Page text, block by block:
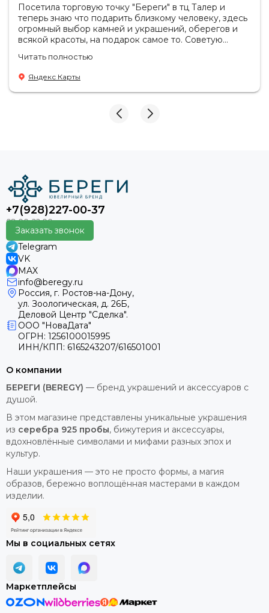
Посетила торговую точку "Береги" в тц Талер и
теперь знаю что подарить близкому человеку, здесь
огромный выбор камней и украшений, оберегов и
всякой красоты, на подарок самое то. Советую
Продавцы-консультанты сориентируют, дадут
подсказки на что обратить внимание . Приветливый
персонал.
Читать полностью
Яндекс Карты
+7(928)227-00-37
Заказать звонок
Telegram
VK
MAX
info@beregy.ru
Россия, г. Ростов-на-Дону,
ул. Зоологическая, д. 26Б,
Деловой Центр "Сделка".
ООО "НоваДата"
ОГРН: 1256100015995
ИНН/КПП: 6165243207/616501001
О компании
БЕРЕГИ (BEREGY) — бренд украшений и аксессуаров с
душой.
В этом магазине представлены уникальные украшения
из серебра 925 пробы, бижутерия и аксессуары,
вдохновлённые символами и мифами разных эпох и
культур.
Наши украшения — это не просто формы, а магия
образов, бережно воплощённая мастерами в каждом
изделии.
Мы в социальных сетях
Маркетплейсы